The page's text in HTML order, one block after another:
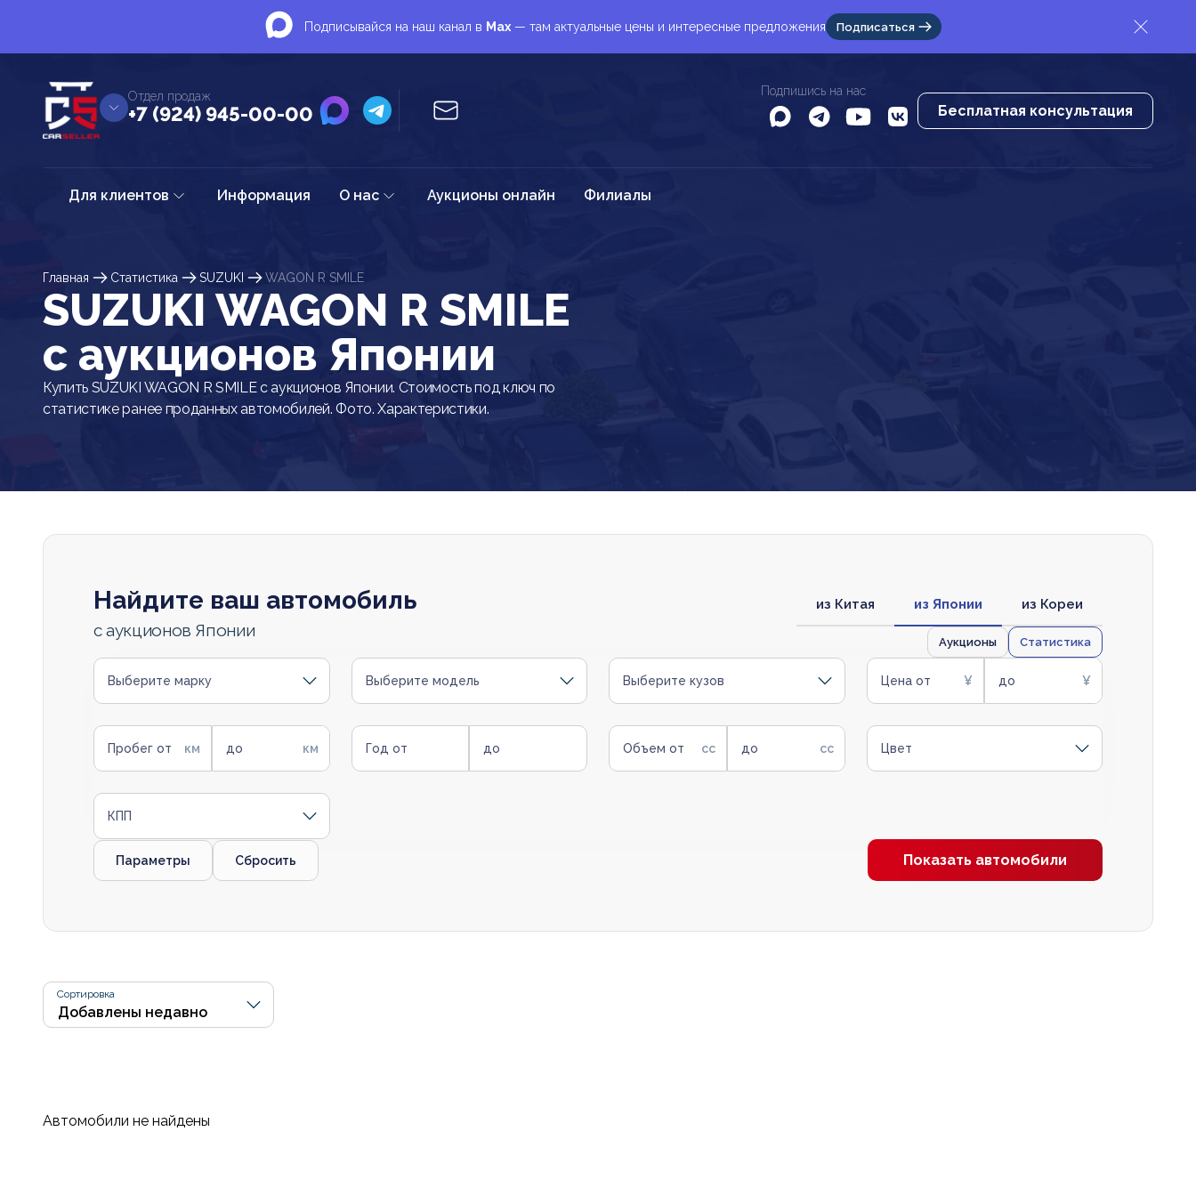
Подписывайся на наш канал в Max — там актуальные цены и интересные предложения Подписаться
Отдел продаж
+7 (924) 945-00-00
Подпишись на нас
Бесплатная консультация
Для клиентов Информация О нас Аукционы онлайн Филиалы
Главная Статистика SUZUKI WAGON R SMILE
SUZUKI WAGON R SMILE
c аукционов Японии
Купить SUZUKI WAGON R SMILE с аукционов Японии. Стоимость под ключ по
статистике ранее проданных автомобилей. Фото. Характеристики.
Найдите ваш автомобиль
с аукционов Японии
из Китая из Японии из Кореи
Аукционы Статистика
Выберите марку Выберите модель Выберите кузов Цена от до
Пробег от до Год от до Объем от до Цвет
КПП
Параметры Сбросить Показать автомобили
Сортировка
Автомобили не найдены